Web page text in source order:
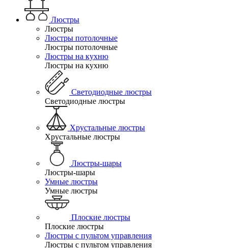
Люстры
Люстры
Люстры потолочные
Люстры потолочные
Люстры на кухню
Люстры на кухню
Светодиодные люстры
Светодиодные люстры
Хрустальные люстры
Хрустальные люстры
Люстры-шары
Люстры-шары
Умные люстры
Умные люстры
Плоские люстры
Плоские люстры
Люстры с пультом управления
Люстры с пультом управления